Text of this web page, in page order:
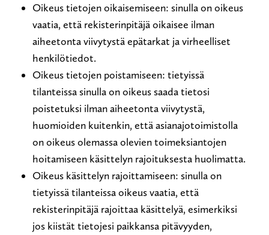
Oikeus tietojen oikaisemiseen: sinulla on oikeus
vaatia, että rekisterinpitäjä oikaisee ilman
aiheetonta viivytystä epätarkat ja virheelliset
henkilötiedot.
Oikeus tietojen poistamiseen: tietyissä
tilanteissa sinulla on oikeus saada tietosi
poistetuksi ilman aiheetonta viivytystä,
huomioiden kuitenkin, että asianajotoimistolla
on oikeus olemassa olevien toimeksiantojen
hoitamiseen käsittelyn rajoituksesta huolimatta.
Oikeus käsittelyn rajoittamiseen: sinulla on
tietyissä tilanteissa oikeus vaatia, että
rekisterinpitäjä rajoittaa käsittelyä, esimerkiksi
jos kiistät tietojesi paikkansa pitävyyden,